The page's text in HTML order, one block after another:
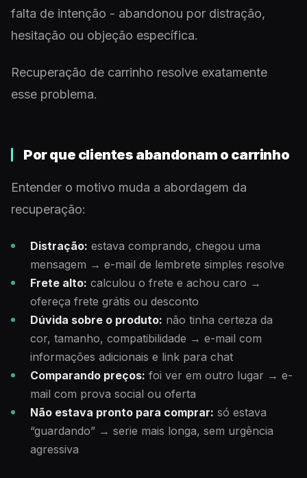
falta de intenção - abandonou por distração,
hesitação ou objeção específica.
Recuperação de carrinho resolve exatamente
esse problema.
Por que clientes abandonam o carrinho
Entender o motivo muda a abordagem da
recuperação:
Distração: estava comprando, chegou uma
mensagem → e-mail de lembrete simples resolve
Frete alto: calculou o frete e achou caro →
ofereça frete grátis ou desconto
Dúvida sobre o produto: não tinha certeza da
cor, tamanho, compatibilidade → e-mail com
informações adicionais e link para chat
Comparando preços: foi ver em outro lugar → e-
mail com prova social ou oferta
Não estava pronto para comprar: só estava
“guardando” → serie mais longa, sem urgência
agressiva